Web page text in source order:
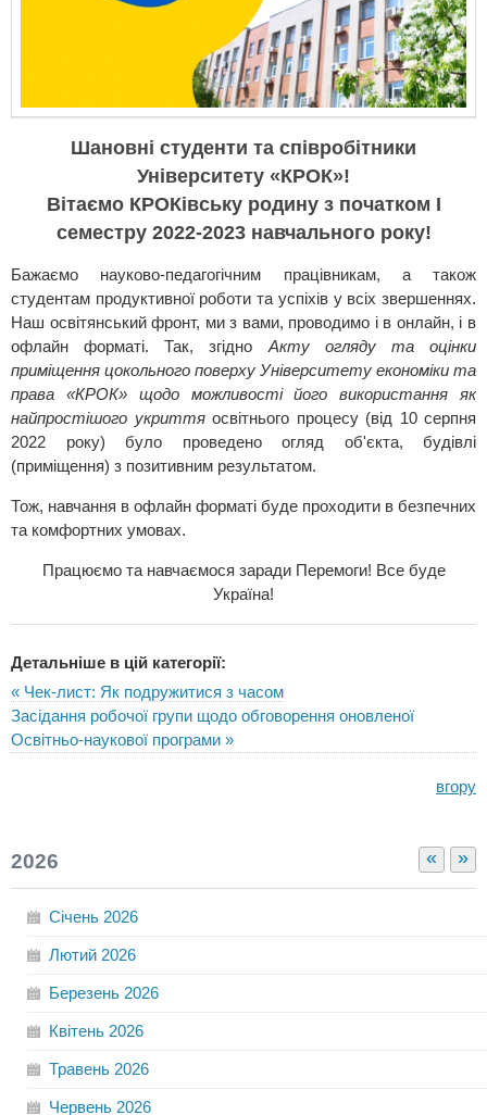
Шановні студенти та співробітники
Університету «КРОК»!
Вітаємо КРОКівську родину з початком І
семестру 2022-2023 навчального року!
Бажаємо науково-педагогічним працівникам, а також
студентам продуктивної роботи та успіхів у всіх звершеннях.
Наш освітянський фронт, ми з вами, проводимо і в онлайн, і в
офлайн форматі. Так, згідно Акту огляду та оцінки
приміщення цокольного поверху Університету економіки та
права «КРОК» щодо можливості його використання як
найпростішого укриттяосвітнього процесу (від 10 серпня
2022 року) було проведено огляд об'єкта, будівлі
(приміщення) з позитивним результатом.
Тож, навчання в офлайн форматі буде проходити в безпечних
та комфортних умовах.
Працюємо та навчаємося заради Перемоги! Все буде
Україна!
Детальніше в цій категорії:
« Чек-лист: Як подружитися з часом
Засідання робочої групи щодо обговорення оновленої
Освітньо-наукової програми »
вгору
« »
2026
Січень 2026
Лютий 2026
Березень 2026
Квітень 2026
Травень 2026
Червень 2026